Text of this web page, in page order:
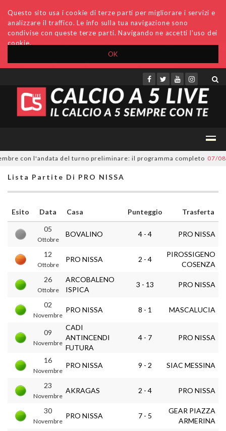
OK
Questo sito usa i cookie di terze parti per migliorare i servizi e
analizzare il traffico. Le info sulla tua navigazione sono
condivise con queste terze parti. Navigando ne accetti l'uso dei
cookie.
Accedi Archivio Invio comunicati Redazione
con l'andata del turno preliminare: il programma completo 07/08/
Lista Partite Di PRO NISSA
Esito Data Casa Punteggio
Trasferta
05
Ottobre
BOVALINO 4 - 4 PRO NISSA
12
Ottobre
PRO NISSA 2 - 4
PIROSSIGENO
COSENZA
26
Ottobre
ARCOBALENO
ISPICA
3 - 13 PRO NISSA
02
Novembre
PRO NISSA 8 - 1 MASCALUCIA
09
Novembre
CADI
ANTINCENDI
FUTURA
4 - 7 PRO NISSA
16
Novembre
PRO NISSA 9 - 2 SIAC MESSINA
23
Novembre
AKRAGAS 2 - 4 PRO NISSA
30
Novembre
PRO NISSA 7 - 5
GEAR PIAZZA
ARMERINA